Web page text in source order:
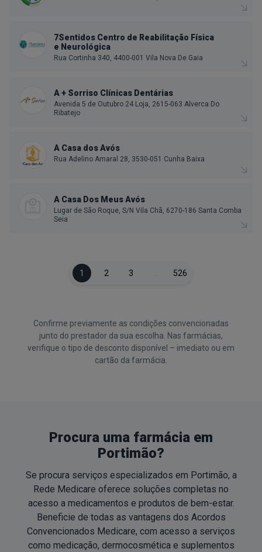
7Sentidos Centro de Reabilitação Física
e Neurológica
Rua Cortinha 340, 4400-001 Vila Nova De Gaia
A + Sorriso Clínicas Dentárias
Avenida 5 de Outubro 24 Loja, 2615-063 Alverca Do
Ribatejo
A Casa dos Avós
Rua Adelino Amaral 28, 3530-051 Cunha Baixa
A Casa Dos Meus Avós
Lugar de São Roque, S/N Vila Chã, 6270-186 Santa Comba
Seia
1 2 3 526
Confirme previamente as condições convencionadas
junto do prestador da sua escolha. Nas farmácias,
verifique o tipo de desconto disponível – imediato ou em
cartão da farmácia.
Procura uma farmácia em
Portimão?
Se procura serviços especializados em Portimão, a
Rede Medicare oferece soluções completas no
acesso a medicamentos e produtos de bem-estar.
Beneficie de todas as vantagens dos Acordos
Convencionados Medicare, com acesso a serviços
como medicação, dermocosmética e suplementos